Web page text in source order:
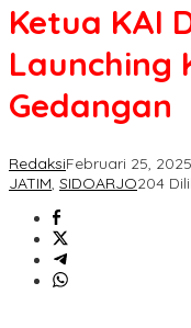
Ketua KAI
Launching
Gedangan
RedaksiFebruari 25, 2025
JATIM, SIDOARJO204